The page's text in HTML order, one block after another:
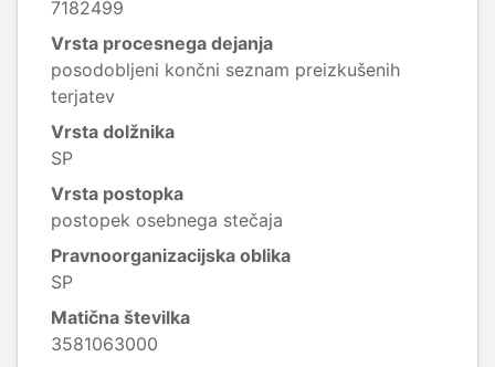
7182499
Vrsta procesnega dejanja
posodobljeni končni seznam preizkušenih
terjatev
Vrsta dolžnika
SP
Vrsta postopka
postopek osebnega stečaja
Pravnoorganizacijska oblika
SP
Matična številka
3581063000